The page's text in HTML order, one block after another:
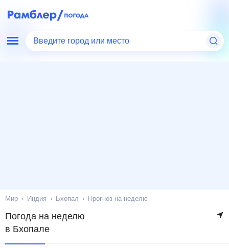
Введите город или место
Мир Индия Бхопал Прогноз на неделю
Погода на неделю
в Бхопале